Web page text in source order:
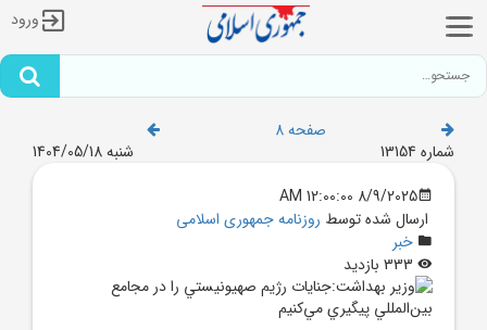
ورود
صفحه 8
شماره 13154
شنبه 1404/05/18
8/9/2025 12:00:00 AM
ارسال شده توسط روزنامه جمهوری اسلامی
خبر